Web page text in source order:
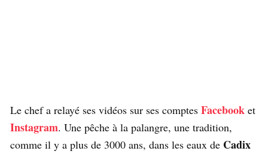
Le chef a relayé ses vidéos sur ses comptes Facebook et
Instagram. Une pêche à la palangre, une tradition,
comme il y a plus de 3000 ans, dans les eaux de Cadix